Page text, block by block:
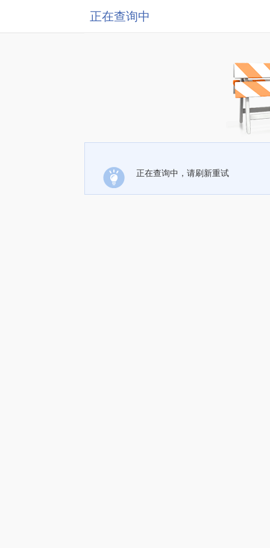
正在查询中
正在查询中，请刷新重试